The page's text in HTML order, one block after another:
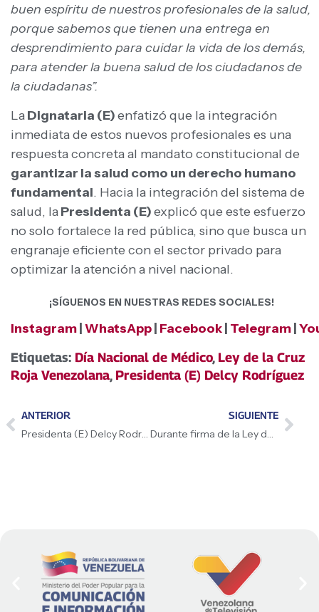
buen espíritu de nuestros profesionales de la salud,
porque sabemos que tienen una entrega en
desprendimiento para cuidar la vida de los demás,
para atender la buena salud de los ciudadanos de
la ciudadanas”.
LaDignataria (E)enfatizó que la integración
inmediata de estos nuevos profesionales es una
respuesta concreta al mandato constitucional de
garantizar la salud como un derecho humano
fundamental. Hacia la integración del sistema de
salud, laPresidenta (E)explicó que este esfuerzo
no solo fortalece la red pública, sino que busca un
engranaje eficiente con el sector privado para
optimizar la atención a nivel nacional.
¡SÍGUENOS EN NUESTRAS REDES SOCIALES!
Instagram WhatsApp Facebook Telegram
Etiquetas: Día Nacional de Médico, Ley de la Cruz
Roja Venezolana, Presidenta (E) Delcy Rodríguez
ANTERIOR
Presidenta (E) Delcy Rodríguez firmó la Ley de la Cruz Roja Venezolana: Es un logro para nuestro país tener esta Ley que reconoce las virtudes de la organización
SIGUIENTE
Durante firma de la Ley de la Cruz Roja Venezolana Presidenta (E) Delcy Rodríguez: Ahí está el buen espíritu de coexistencia política; el diálogo político de nuestro país está en el parlamento venezolano